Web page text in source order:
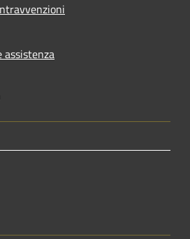
assistenza